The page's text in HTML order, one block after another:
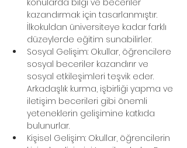
kazandırmak için tasarlanmıştır.
İlkokuldan üniversiteye kadar farklı
düzeylerde eğitim sunabilirler.
Sosyal Gelişim: Okullar, öğrencilere
sosyal beceriler kazandırır ve
sosyal etkileşimleri teşvik eder.
Arkadaşlık kurma, işbirliği yapma ve
iletişim becerileri gibi önemli
yeteneklerin gelişimine katkıda
bulunurlar.
Kişisel Gelişim: Okullar, öğrencilerin